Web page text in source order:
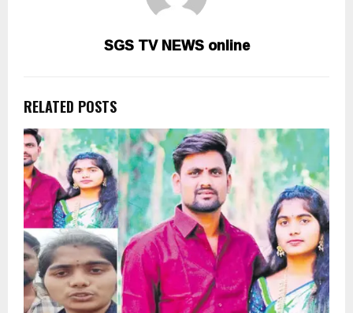
SGS TV NEWS online
RELATED POSTS